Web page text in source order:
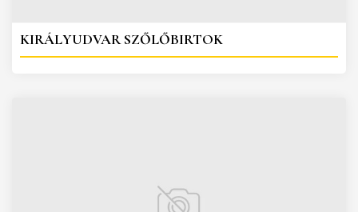
KIRÁLYUDVAR SZŐLŐBIRTOK